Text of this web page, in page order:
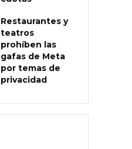
Restaurantes y
teatros
prohíben las
gafas de Meta
por temas de
privacidad